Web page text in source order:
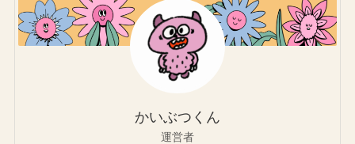
かいぶつくん
運営者